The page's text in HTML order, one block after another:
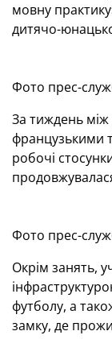
мовну
дитячо-
Фото прес-
За тиждень між
французькими
робочі
Фото прес-
Окрім занять,
футболу, а
замку, де